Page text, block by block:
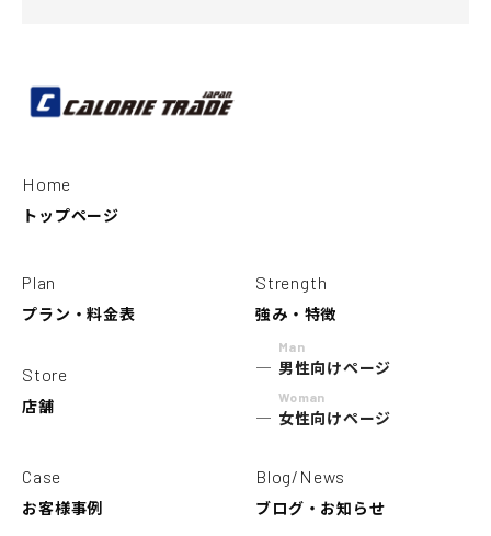
Home
トップページ
Plan
プラン・料金表
Blog/News
ブログ・お知らせ
Store
店舗
Strength
強み・特徴
Case
お客様事例
Man
男性向けページ
Woman
女性向けページ